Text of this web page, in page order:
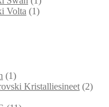
Volta (1)
(1)
Kristalliesineet (2)